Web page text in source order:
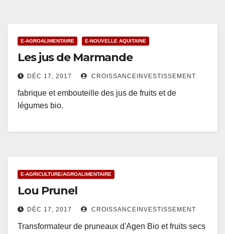
E-AGROALIMENTAIRE E-NOUVELLE AQUITAINE
Les jus de Marmande
DÉC 17, 2017 CROISSANCEINVESTISSEMENT
fabrique et embouteille des jus de fruits et de
légumes bio.
E-AGRICULTURE/AGROALIMENTAIRE
Lou Prunel
DÉC 17, 2017 CROISSANCEINVESTISSEMENT
Transformateur de pruneaux d'Agen Bio et fruits secs